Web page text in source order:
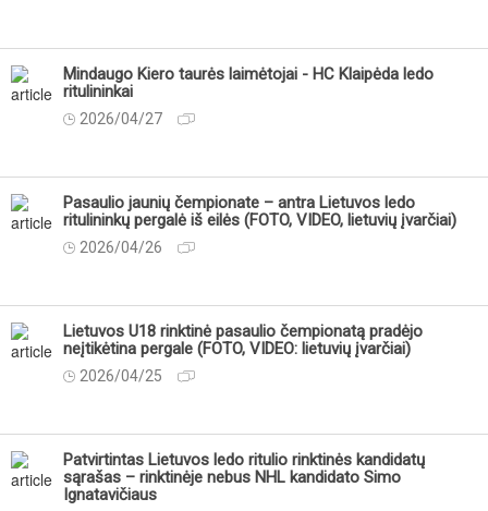
Mindaugo Kiero taurės laimėtojai - HC Klaipėda ledo
ritulininkai
2026/04/27
Pasaulio jaunių čempionate – antra Lietuvos ledo
ritulininkų pergalė iš eilės (FOTO, VIDEO, lietuvių įvarčiai)
2026/04/26
Lietuvos U18 rinktinė pasaulio čempionatą pradėjo
neįtikėtina pergale (FOTO, VIDEO: lietuvių įvarčiai)
2026/04/25
Patvirtintas Lietuvos ledo ritulio rinktinės kandidatų
sąrašas – rinktinėje nebus NHL kandidato Simo
Ignatavičiaus